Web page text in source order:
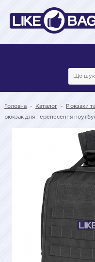
Головна - Каталог - Рюкзаки
рюкзак для перенесення